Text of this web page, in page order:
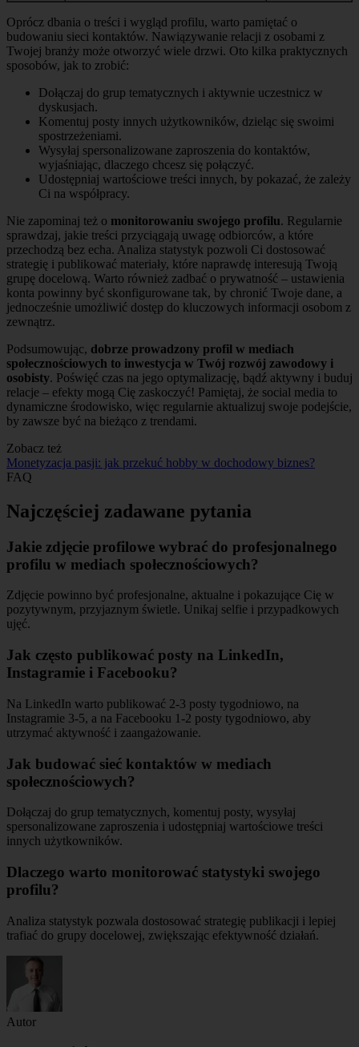
Oprócz dbania o treści i wygląd profilu, warto pamiętać o
budowaniu sieci kontaktów. Nawiązywanie relacji z osobami z
Twojej branży może otworzyć wiele drzwi. Oto kilka praktycznych
sposobów, jak to zrobić:
Dołączaj do grup tematycznych i aktywnie uczestnicz w
dyskusjach.
Komentuj posty innych użytkowników, dzieląc się swoimi
spostrzeżeniami.
Wysyłaj spersonalizowane zaproszenia do kontaktów,
wyjaśniając, dlaczego chcesz się połączyć.
Udostępniaj wartościowe treści innych, by pokazać, że zależy
Ci na współpracy.
Nie zapominaj też o monitorowaniu swojego profilu. Regularnie
sprawdzaj, jakie treści przyciągają uwagę odbiorców, a które
przechodzą bez echa. Analiza statystyk pozwoli Ci dostosować
strategię i publikować materiały, które naprawdę interesują Twoją
grupę docelową. Warto również zadbać o prywatność – ustawienia
konta powinny być skonfigurowane tak, by chronić Twoje dane, a
jednocześnie umożliwić dostęp do kluczowych informacji osobom z
zewnątrz.
Podsumowując, dobrze prowadzony profil w mediach
społecznościowych to inwestycja w Twój rozwój zawodowy i
osobisty. Poświęć czas na jego optymalizację, bądź aktywny i buduj
relacje – efekty mogą Cię zaskoczyć! Pamiętaj, że social media to
dynamiczne środowisko, więc regularnie aktualizuj swoje podejście,
by zawsze być na bieżąco z trendami.
Zobacz też
Monetyzacja pasji: jak przekuć hobby w dochodowy biznes?
FAQ
Najczęściej zadawane pytania
Jakie zdjęcie profilowe wybrać do profesjonalnego
profilu w mediach społecznościowych?
Zdjęcie powinno być profesjonalne, aktualne i pokazujące Cię w
pozytywnym, przyjaznym świetle. Unikaj selfie i przypadkowych
ujęć.
Jak często publikować posty na LinkedIn,
Instagramie i Facebooku?
Na LinkedIn warto publikować 2-3 posty tygodniowo, na
Instagramie 3-5, a na Facebooku 1-2 posty tygodniowo, aby
utrzymać aktywność i zaangażowanie.
Jak budować sieć kontaktów w mediach
społecznościowych?
Dołączaj do grup tematycznych, komentuj posty, wysyłaj
spersonalizowane zaproszenia i udostępniaj wartościowe treści
innych użytkowników.
Dlaczego warto monitorować statystyki swojego
profilu?
Analiza statystyk pozwala dostosować strategię publikacji i lepiej
trafiać do grupy docelowej, zwiększając efektywność działań.
Autor